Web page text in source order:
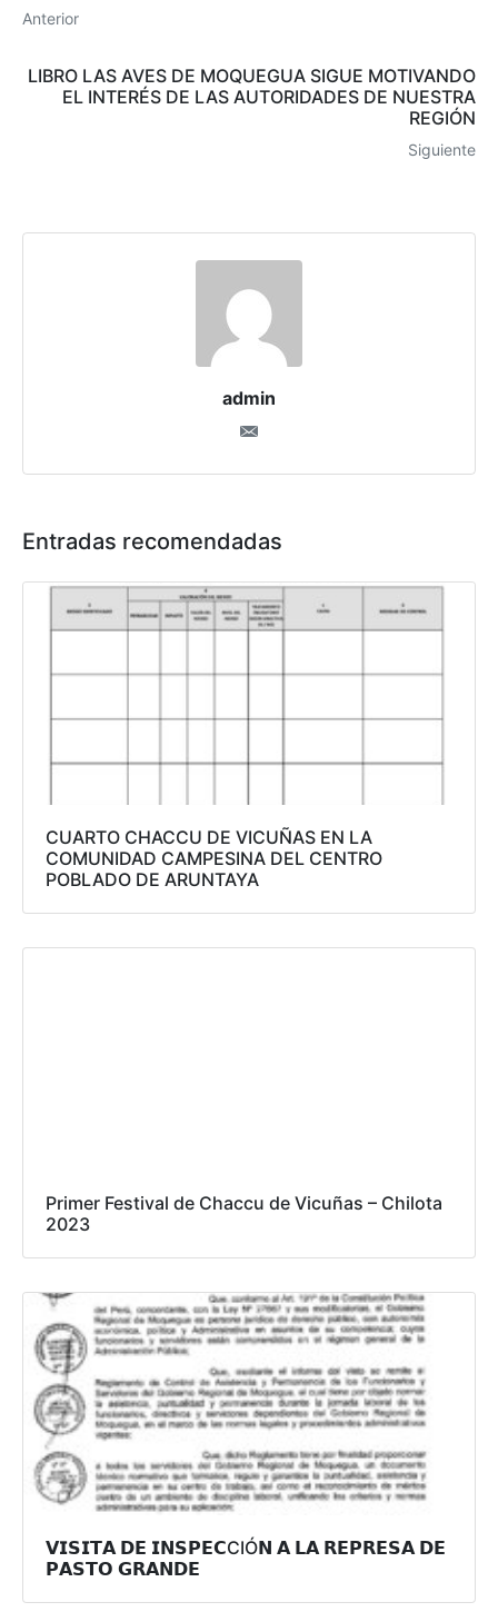
Anterior
LIBRO LAS AVES DE MOQUEGUA SIGUE MOTIVANDO
EL INTERÉS DE LAS AUTORIDADES DE NUESTRA
REGIÓN
Siguiente
admin
Entradas recomendadas
CUARTO CHACCU DE VICUÑAS EN LA
COMUNIDAD CAMPESINA DEL CENTRO
POBLADO DE ARUNTAYA
Primer Festival de Chaccu de Vicuñas – Chilota
2023
𝗩𝗜𝗦𝗜𝗧𝗔 𝗗𝗘 𝗜𝗡𝗦𝗣𝗘𝗖CIÓ𝗡 𝗔 𝗟𝗔 𝗥𝗘𝗣𝗥𝗘𝗦𝗔 𝗗𝗘
𝗣𝗔𝗦𝗧𝗢 𝗚𝗥𝗔𝗡𝗗𝗘